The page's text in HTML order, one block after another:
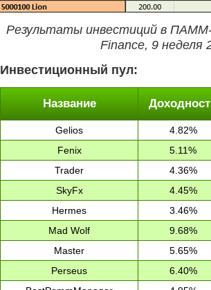
Результаты инвестиций в
Finance, 9 неделя
Инвестиционный пул:
Название
Gelios
4.82%
Fenix
5.11%
Trader
4.36%
SkyFx
4.45%
Hermes
3.46%
Mad Wolf
9.68%
Master
5.65%
Perseus
6.40%